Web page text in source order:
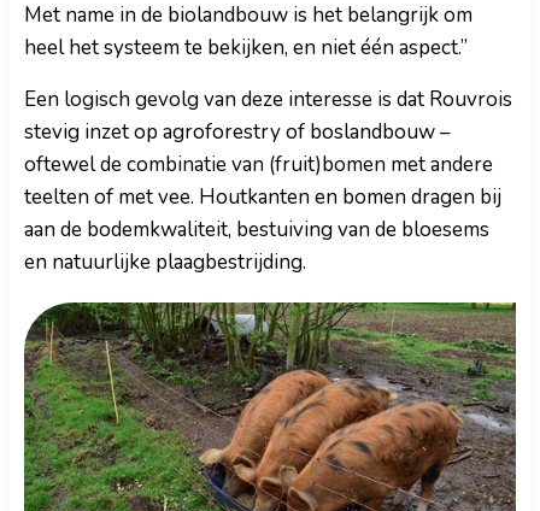
Met name in de biolandbouw is het belangrijk om
heel het systeem te bekijken, en niet één aspect.”
Een logisch gevolg van deze interesse is dat Rouvrois
stevig inzet op agroforestry of boslandbouw –
oftewel de combinatie van (fruit)bomen met andere
teelten of met vee. Houtkanten en bomen dragen bij
aan de bodemkwaliteit, bestuiving van de bloesems
en natuurlijke plaagbestrijding.